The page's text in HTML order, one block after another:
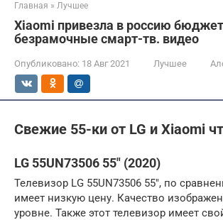
Главная » Лучшее
Xiaomi привезла в россию
безрамочные смарт-тв. видео
Опубликовано: 18 Авг 2021 Лучшее
Свежие 55-ки от LG и Xiaomi
LG 55UN73506 55″ (2020)
Телевизор LG 55UN73506 55″, по
имеет низкую цену. Качество
уровне. Также этот телевизор имеет